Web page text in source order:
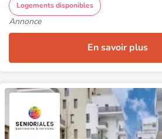
Logements disponibles
Annonce
En savoir plus